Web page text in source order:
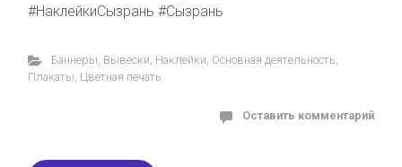
#НаклейкиСызрань #Сызрань
Баннеры, Вывески, Наклейки, Основная деятельность,
Плакаты, Цветная печать
Оставить комментарий